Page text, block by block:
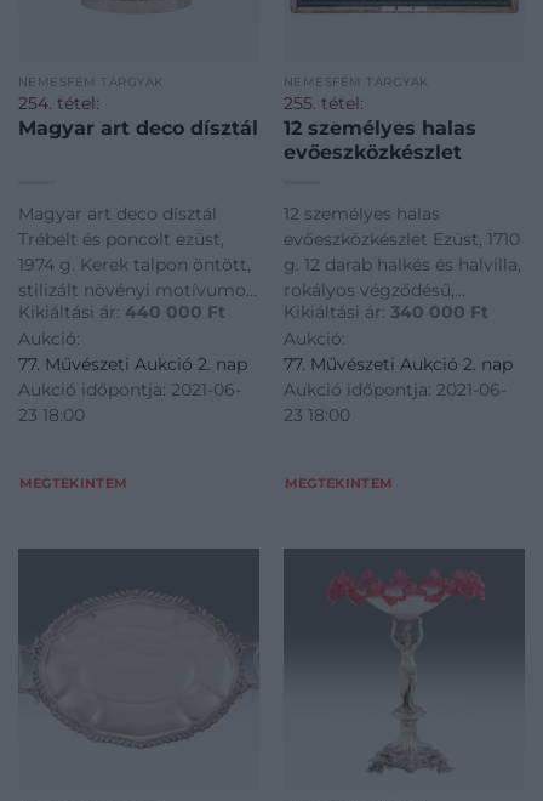
NEMESFÉM TÁRGYAK
254. tétel:
Magyar art deco dísztál
Magyar art deco dísztál
Trébelt és poncolt ezüst,
1974 g. Kerek talpon öntött,
stilizált növényi motívumok
és középen csont díszgomb,
rajta tölcsér alakú edény.
Kihajló peremén körben
felirat: >>HUSZONÖT ÉV <<
EZ JÓ MULATSÁG -
Kikiáltási ár: 440 000 Ft
Aukció:
77. Művészeti Aukció 2. nap
Aukció időpontja: 2021-06-
23 18:00
MEGTEKINTEM
NEMESFÉM TÁRGYAK
255. tétel:
12 személyes halas
evőeszközkészlet
12 személyes halas
evőeszközkészlet Ezüst, 1710
g. 12 darab halkés és halvilla,
rokályos végződésű,
tulajdonosi monogrammal
vésett nyélen, stilizált
akantuszlevelekkel díszített
pengékkel. Eredeti,
selyemmel és bársonnyal
Kikiáltási ár: 340 000 Ft
Aukció:
77. Művészeti Aukció 2. nap
Aukció időpontja: 2021-06-
23 18:00
MEGTEKINTEM